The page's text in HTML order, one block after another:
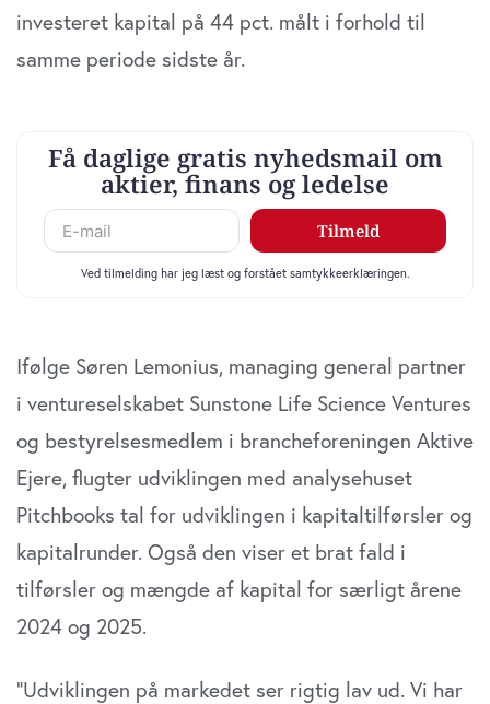
de har indsamlet fra din brug af deres tjenester. Du
samtykker til vores cookies, hvis du fortsætter med at
investeret kapital på 44 pct. målt i forhold til
samme periode sidste år.
Ifølge Søren Lemonius, managing general partner
i ventureselskabet Sunstone Life Science Ventures
og bestyrelsesmedlem i brancheforeningen Aktive
Ejere, flugter udviklingen med analysehuset
Pitchbooks tal for udviklingen i kapitaltilførsler og
kapitalrunder. Også den viser et brat fald i
tilførsler og mængde af kapital for særligt årene
2024 og 2025.
”Udviklingen på markedet ser rigtig lav ud. Vi har